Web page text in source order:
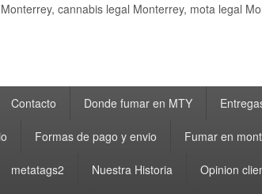
cannabis legal Monterrey, mota legal
Contacto Donde fumar en MTY
Formas de pago y envio Fumar en
metatags2 Nuestra Historia Opinion